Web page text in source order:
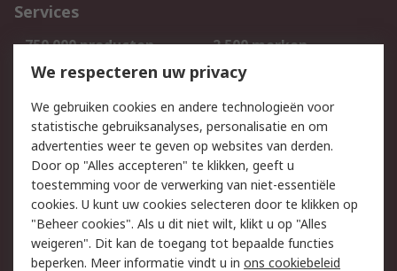
Services
750.000 producten
2.500 merken
Bestellen
Inkoopoplossingen
Track & Trace
Wettelijk
Cookiebeleid
Email veiligheid
Privacybeleid
Websitevoorwaarden
Algemene
We respecteren uw privacy
We gebruiken cookies en andere technologieën voor
statistische gebruiksanalyses, personalisatie en om
advertenties weer te geven op websites van derden.
Door op "Alles accepteren" te klikken, geeft u
toestemming voor de verwerking van niet-essentiële
cookies. U kunt uw cookies selecteren door te klikken op
"Beheer cookies". Als u dit niet wilt, klikt u op "Alles
weigeren". Dit kan de toegang tot bepaalde functies
beperken. Meer informatie vindt u in ons cookiebeleid